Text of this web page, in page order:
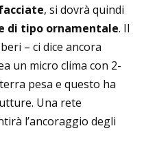
, si dovrà quindi
di tipo ornamentale. Il
– ci dice ancora
un micro clima con 2-
pesa e questo ha
Una rete
l’ancoraggio degli